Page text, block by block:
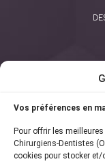
Vos préférences en
Pour offrir les
Chirurgiens-Dentistes
cookies pour stocker